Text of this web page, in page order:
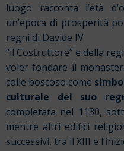
luogo racconta l’età
un’epoca di prosperità
regni di Davide IV
“il Costruttore” e della
voler fondare il
colle boscoso come
culturale del suo
completata nel 1130,
mentre altri edifici
successivi, tra il XIII e